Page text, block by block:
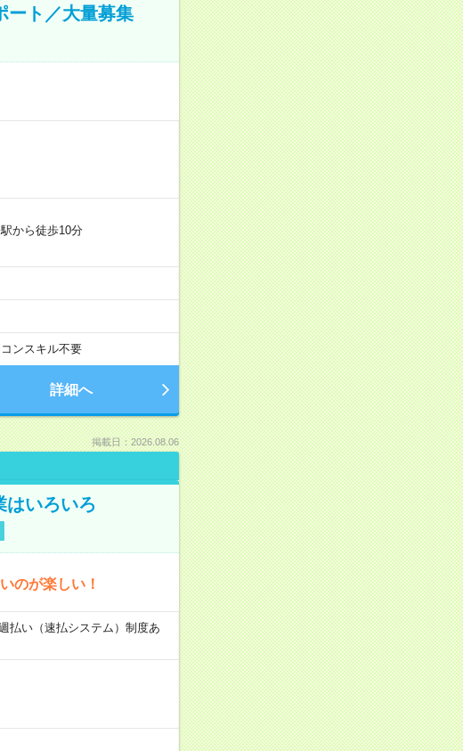
ート／大量募集
から徒歩10分
ンスキル不要
詳細へ
掲載日：2026.08.06
はいろいろ
のが楽しい！
い（速払システム）制度あ